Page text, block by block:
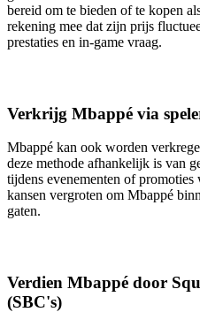
bereid om te bieden of te kopen
rekening mee dat zijn prijs
prestaties en in-game vraag.
Verkrijg Mbappé via
Mbappé kan ook worden
deze methode afhankelijk is van
tijdens evenementen of
kansen vergroten om Mbappé
gaten.
Verdien Mbappé door
(SBC's)